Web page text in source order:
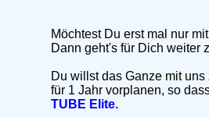
Möchtest Du erst mal nur
Dann geht's für Dich weiter
Du willst das Ganze mit
für 1 Jahr vorplanen, so
TUBE Elite.